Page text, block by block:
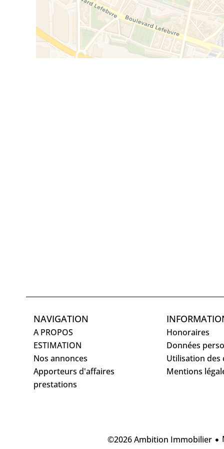
NAVIGATION
A PROPOS
ESTIMATION
Nos annonces
Apporteurs d'affaires
prestations
Honoraires
Données
Utilisation des
Mentions
©2026 Ambition Immobilier